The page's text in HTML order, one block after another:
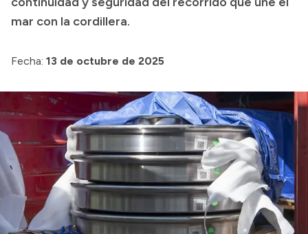
mar con la cordillera.
Fecha: 13 de octubre de 2025